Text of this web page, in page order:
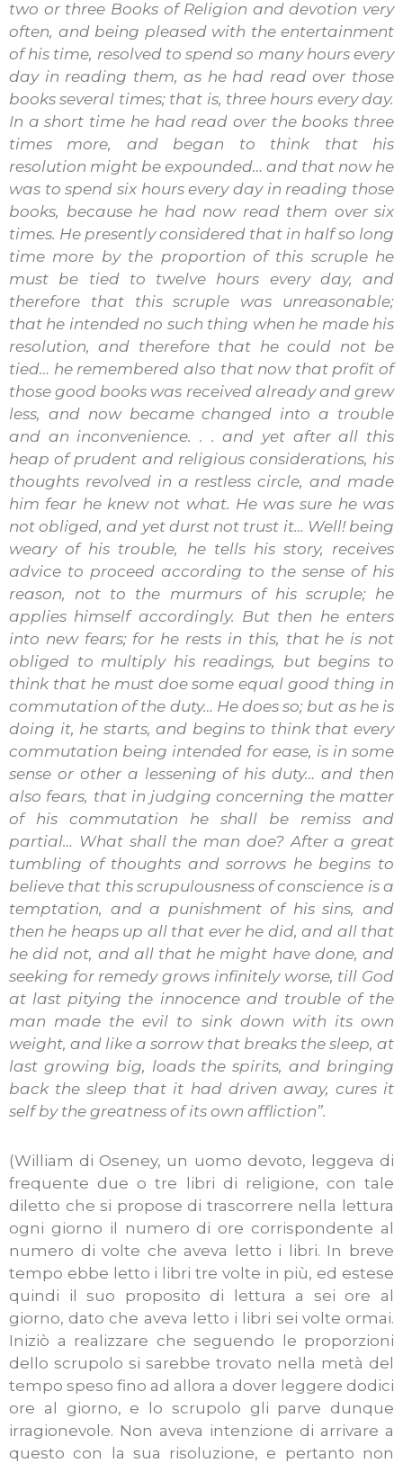
two or three Books of Religion and devotion very
often, and being pleased with the entertainment
of his time, resolved to spend so many hours every
day in reading them, as he had read over those
books several times; that is, three hours every day.
In a short time he had read over the books three
times more, and began to think that his
resolution might be expounded… and that now he
was to spend six hours every day in reading those
books, because he had now read them over six
times. He presently considered that in half so long
time more by the proportion of this scruple he
must be tied to twelve hours every day, and
therefore that this scruple was unreasonable;
that he intended no such thing when he made his
resolution, and therefore that he could not be
tied… he remembered also that now that profit of
those good books was received already and grew
less, and now became changed into a trouble
and an inconvenience. . . and yet after all this
heap of prudent and religious considerations, his
thoughts revolved in a restless circle, and made
him fear he knew not what. He was sure he was
not obliged, and yet durst not trust it… Well! being
weary of his trouble, he tells his story, receives
advice to proceed according to the sense of his
reason, not to the murmurs of his scruple; he
applies himself accordingly. But then he enters
into new fears; for he rests in this, that he is not
obliged to multiply his readings, but begins to
think that he must doe some equal good thing in
commutation of the duty… He does so; but as he is
doing it, he starts, and begins to think that every
commutation being intended for ease, is in some
sense or other a lessening of his duty… and then
also fears, that in judging concerning the matter
of his commutation he shall be remiss and
partial… What shall the man doe? After a great
tumbling of thoughts and sorrows he begins to
believe that this scrupulousness of conscience is a
temptation, and a punishment of his sins, and
then he heaps up all that ever he did, and all that
he did not, and all that he might have done, and
seeking for remedy grows infinitely worse, till God
at last pitying the innocence and trouble of the
man made the evil to sink down with its own
weight, and like a sorrow that breaks the sleep, at
last growing big, loads the spirits, and bringing
back the sleep that it had driven away, cures it
self by the greatness of its own affliction”.
(William di Oseney, un uomo devoto, leggeva di
frequente due o tre libri di religione, con tale
diletto che si propose di trascorrere nella lettura
ogni giorno il numero di ore corrispondente al
numero di volte che aveva letto i libri. In breve
tempo ebbe letto i libri tre volte in più, ed estese
quindi il suo proposito di lettura a sei ore al
giorno, dato che aveva letto i libri sei volte ormai.
Iniziò a realizzare che seguendo le proporzioni
dello scrupolo si sarebbe trovato nella metà del
tempo speso fino ad allora a dover leggere dodici
ore al giorno, e lo scrupolo gli parve dunque
irragionevole. Non aveva intenzione di arrivare a
questo con la sua risoluzione, e pertanto non